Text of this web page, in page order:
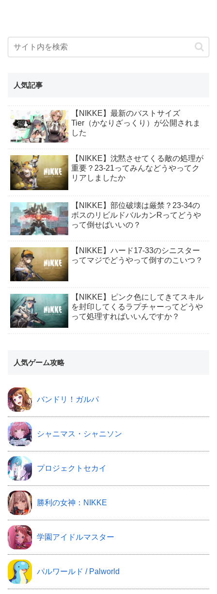
人気記事
【NIKKE】最新のバストサイズ
Tier（かなりざっくり）が公開されま
した
【NIKKE】沈黙させてくる敵の処理が
重要？23-21ってみんなどうやってク
リアしましたか
【NIKKE】部位破壊は厳禁？23-34の
ボスのリビルドバルカンRってどうや
って倒せばいいの？
【NIKKE】ハード17-33のシニスター
ってマジでどうやって倒すのこいつ？
【NIKKE】ピンク色にしてきてスキル
を封印してくるラプチャーってどうや
って処理すればいいんですか？
人気ゲーム攻略
バンドリ！ガルパ
シャニマス・シャニソン
プロジェクトセカイ
勝利の女神：NIKKE
学園アイドルマスター
パルワールド / Palworld